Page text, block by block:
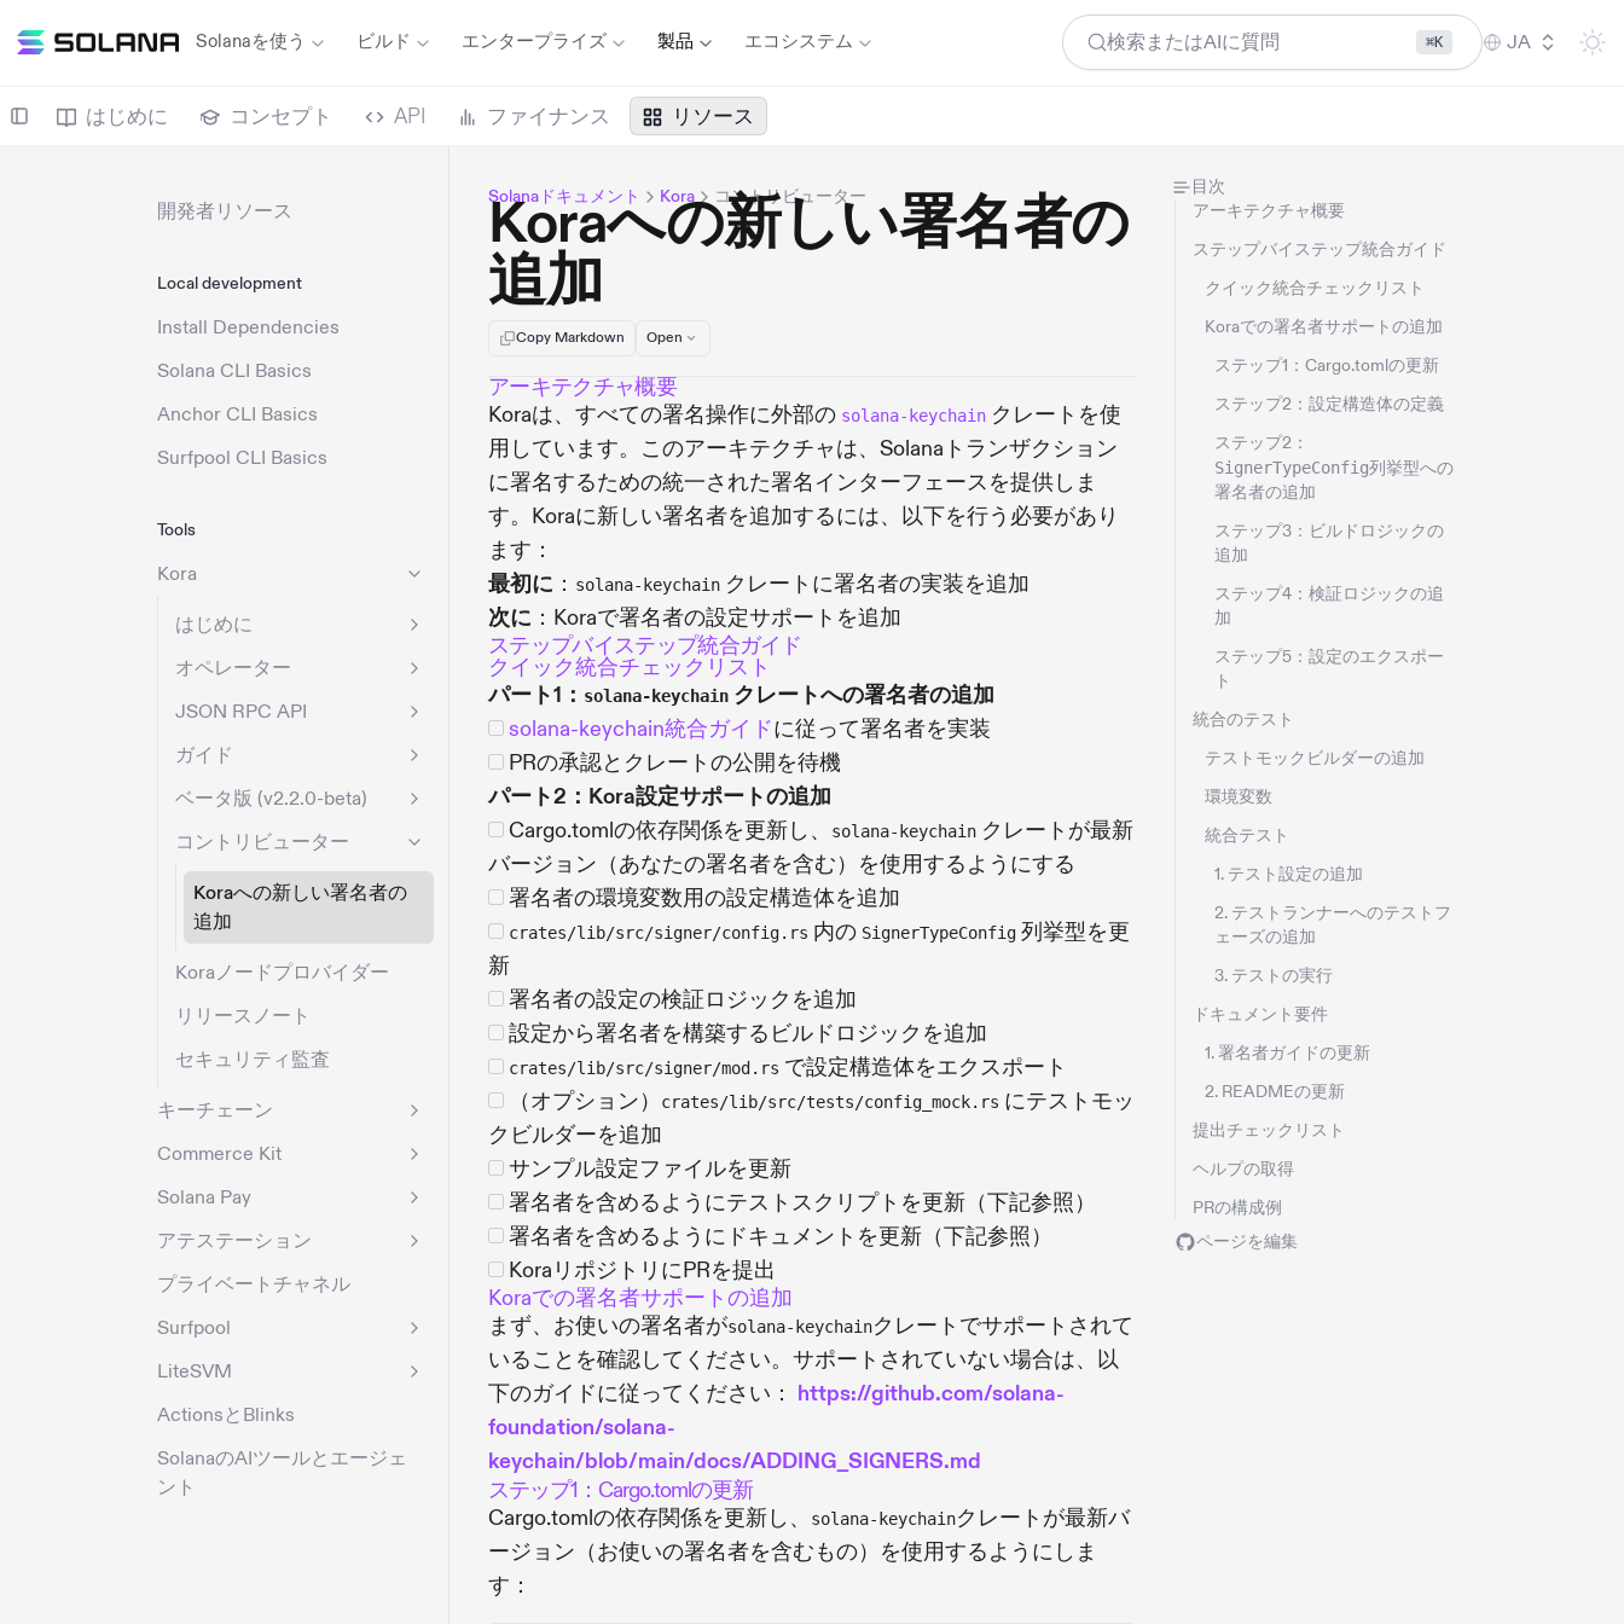
Solanaを使う ビルド エンタープライズ 製品 エコシステム 検索またはAIに質問 ⌘K JA
はじめに コンセプト API ファイナンス リソース
開発者リソース
Local development
Install Dependencies
Solana CLI Basics
Anchor CLI Basics
Surfpool CLI Basics
Tools
Kora
はじめに
オペレーター
JSON RPC API
ガイド
ベータ版 (v2.2.0-beta)
コントリビューター
Koraへの新しい署名者の
追加
Koraノードプロバイダー
リリースノート
セキュリティ監査
キーチェーン
Commerce Kit
Solana Pay
アテステーション
プライベートチャネル
Surfpool
LiteSVM
ActionsとBlinks
SolanaのAIツールとエージェ
ント
Solanaドキュメント Kora コントリビューター
Koraへの新しい署名者の
追加
Copy Markdown Open
アーキテクチャ概要
Koraは、すべての署名操作に外部の solana-keychain クレートを使
用しています。このアーキテクチャは、Solanaトランザクション
に署名するための統一された署名インターフェースを提供しま
す。Koraに新しい署名者を追加するには、以下を行う必要があり
ます：
最初に ： solana-keychain クレートに署名者の実装を追加
次に ：Koraで署名者の設定サポートを追加
ステップバイステップ統合ガイド
クイック統合チェックリスト
パート1： solana-keychain クレートへの署名者の追加
solana-keychain統合ガイドに従って署名者を実装
PRの承認とクレートの公開を待機
パート2：Kora設定サポートの追加
Cargo.tomlの依存関係を更新し、
solana-keychain クレートが最新
バージョン（あなたの署名者を含む）を使用するようにする
署名者の環境変数用の設定構造体を追加
crates/lib/src/signer/config.rs 内の SignerTypeConfig 列挙型を更
新
署名者の設定の検証ロジックを追加
設定から署名者を構築するビルドロジックを追加
crates/lib/src/signer/mod.rs で設定構造体をエクスポート
（オプション）
crates/lib/src/tests/config_mock.rs にテストモッ
クビルダーを追加
サンプル設定ファイルを更新
署名者を含めるようにテストスクリプトを更新（下記参照）
署名者を含めるようにドキュメントを更新（下記参照）
KoraリポジトリにPRを提出
Koraでの署名者サポートの追加
まず、お使いの署名者がsolana-keychainクレートでサポートされて
いることを確認してください。サポートされていない場合は、以
下のガイドに従ってください： https://github.com/solana-
foundation/solana-
keychain/blob/main/docs/ADDING_SIGNERS.md
ステップ1：Cargo.tomlの更新
Cargo.tomlの依存関係を更新し、
solana-keychainクレートが最新バ
ージョン（お使いの署名者を含むもの）を使用するようにしま
す：
目次
アーキテクチャ概要
ステップバイステップ統合ガイド
クイック統合チェックリスト
Koraでの署名者サポートの追加
ステップ1：Cargo.tomlの更新
ステップ2：設定構造体の定義
ステップ2：
SignerTypeConfig列挙型への
署名者の追加
ステップ3：ビルドロジックの
追加
ステップ4：検証ロジックの追
加
ステップ5：設定のエクスポー
ト
統合のテスト
テストモックビルダーの追加
環境変数
統合テスト
1. テスト設定の追加
2. テストランナーへのテストフ
ェーズの追加
3. テストの実行
ドキュメント要件
1. 署名者ガイドの更新
2. READMEの更新
提出チェックリスト
ヘルプの取得
PRの構成例
ページを編集